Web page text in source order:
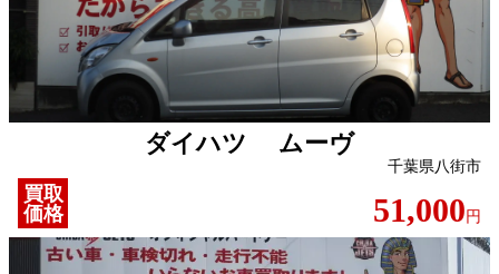
ダイハツ ムーヴ
千葉県八街市
買取
価格
51,000 円